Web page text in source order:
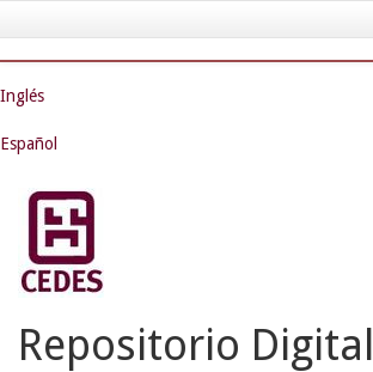
navigation
Inglés
Español
Repositorio Digital